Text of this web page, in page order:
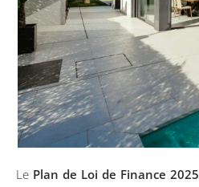
Le Plan de Loi de Finance 2025